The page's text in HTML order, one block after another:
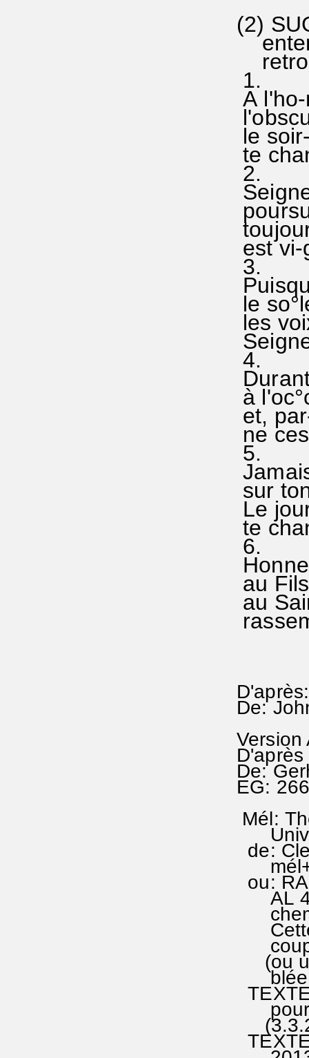
(2)
1.
A
le
te
2.
est
3.
le
les
4.
à
et,
ne
5.
sur
Le
te
6.
au
au
De:
Version
De:
EG:
Mél:
de:
mél+
ou:
AL
Cette
(ou
blée /
pour